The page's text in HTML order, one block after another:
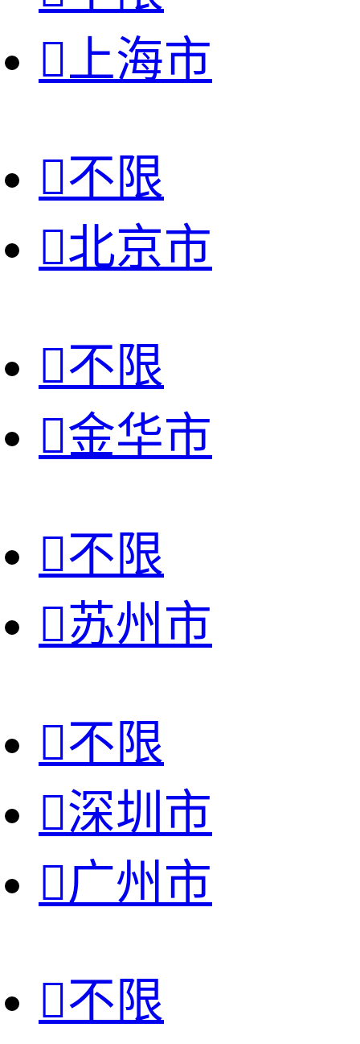
上海市
不限
北京市
不限
金华市
不限
苏州市
不限
深圳市
广州市
不限